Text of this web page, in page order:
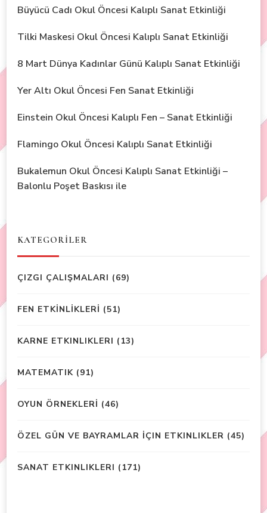
Büyücü Cadı Okul Öncesi Kalıplı Sanat Etkinliği
Tilki Maskesi Okul Öncesi Kalıplı Sanat Etkinliği
8 Mart Dünya Kadınlar Günü Kalıplı Sanat Etkinliği
Yer Altı Okul Öncesi Fen Sanat Etkinliği
Einstein Okul Öncesi Kalıplı Fen – Sanat Etkinliği
Flamingo Okul Öncesi Kalıplı Sanat Etkinliği
Bukalemun Okul Öncesi Kalıplı Sanat Etkinliği –
Balonlu Poşet Baskısı ile
KATEGORİLER
ÇIZGI ÇALIŞMALARI (69)
FEN ETKİNLİKLERİ (51)
KARNE ETKINLIKLERI (13)
MATEMATIK (91)
OYUN ÖRNEKLERİ (46)
ÖZEL GÜN VE BAYRAMLAR İÇIN ETKINLIKLER (45)
SANAT ETKINLIKLERI (171)